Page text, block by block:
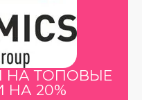
НА ТОПОВЫЕ
НА 20%